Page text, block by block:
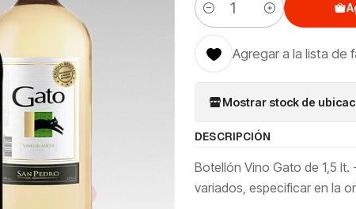
Cantidad
Agregar a la lista de
Mostrar stock de
DESCRIPCIÓN
Botellón Vino Gato de 1,5
variados, especificar en la